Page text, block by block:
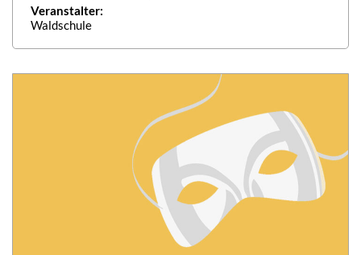
Veranstalter:
Waldschule